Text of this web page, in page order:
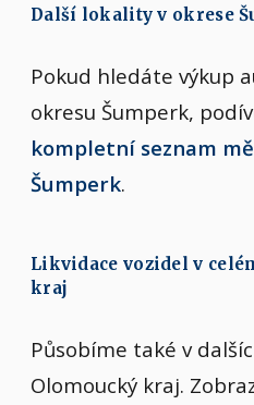
Další lokality v okrese
Pokud hledáte výkup
okresu Šumperk,
kompletní seznam
Šumperk.
Likvidace vozidel v
kraj
Působíme také v
Olomoucký kraj.